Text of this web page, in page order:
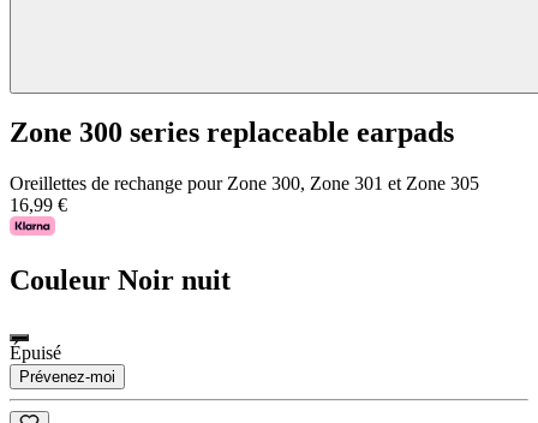
Zone 300 series replaceable earpads
Oreillettes de rechange pour Zone 300, Zone 301 et Zone 305
16,99 €
Couleur Noir nuit
Épuisé
Prévenez-moi